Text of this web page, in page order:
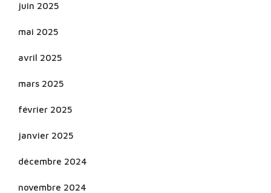
juin 2025
mai 2025
avril 2025
mars 2025
février 2025
janvier 2025
décembre 2024
novembre 2024